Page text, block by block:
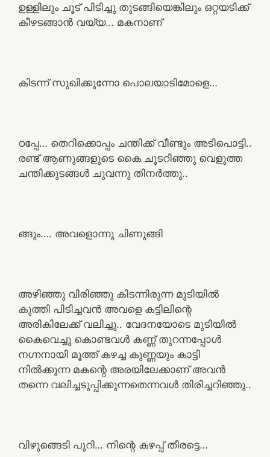
ഉള്ളിലും ചൂട് പിടിച്ചു തുടങ്ങിയെങ്കിലും ഒറ്റയടിക്ക്
കീഴടങ്ങാൻ വയ്യ… മകനാണ്
കിടന്ന് സുഖിക്കുന്നോ പൊലയാടിമോളെ…
ഠപ്പേ… തെറിക്കൊപ്പം ചന്തിക്ക് വീണ്ടും അടിപൊട്ടി..
രണ്ട് ആണുങ്ങളുടെ കൈ ചൂടറിഞ്ഞു വെളുത്ത
ചന്തിക്കുടങ്ങൾ ചുവന്നു തിനർത്തു..
ങ്ങും…. അവളൊന്നു ചിണുങ്ങി
അഴിഞ്ഞു വിരിഞ്ഞു കിടന്നിരുന്ന മുടിയിൽ
കുത്തി പിടിച്ചവൻ അവളെ കട്ടിലിന്റെ
അരികിലേക്ക് വലിച്ചു.. വേദനയോടെ മുടിയിൽ
കൈവെച്ചു കൊണ്ടവൾ കണ്ണ് തുറന്നപ്പോൾ
നഗ്നനായി മൂത്ത് കഴച്ച കുണ്ണയും കാട്ടി
നിൽക്കുന്ന മകന്റെ അരയിലേക്കാണ് അവൻ
തന്നെ വലിച്ചടുപ്പിക്കുന്നതെന്നവൾ തിരിച്ചറിഞ്ഞു..
വിഴുങ്ങെടി പൂറി… നിന്റെ കഴപ്പ് തീരട്ടെ…